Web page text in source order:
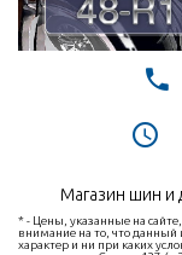
Магазин шин и
* - Цены, указанные на
внимание на то, что данный
характер и ни при каких